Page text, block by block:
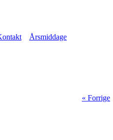
Årsmiddage
« Forrige